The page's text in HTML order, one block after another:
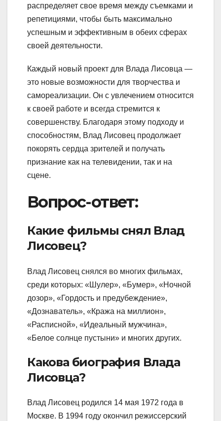
распределяет свое время между съемками и
репетициями, чтобы быть максимально
успешным и эффективным в обеих сферах
своей деятельности.
Каждый новый проект для Влада Лисовца —
это новые возможности для творчества и
самореализации. Он с увлечением относится
к своей работе и всегда стремится к
совершенству. Благодаря этому подходу и
способностям, Влад Лисовец продолжает
покорять сердца зрителей и получать
признание как на телевидении, так и на
сцене.
Вопрос-ответ:
Какие фильмы снял Влад
Лисовец?
Влад Лисовец снялся во многих фильмах,
среди которых: «Шулер», «Бумер», «Ночной
дозор», «Гордость и предубеждение»,
«Дознаватель», «Кража на миллион»,
«Расписной», «Идеальный мужчина»,
«Белое солнце пустыни» и многих других.
Какова биография Влада
Лисовца?
Влад Лисовец родился 14 мая 1972 года в
Москве. В 1994 году окончил режиссерский